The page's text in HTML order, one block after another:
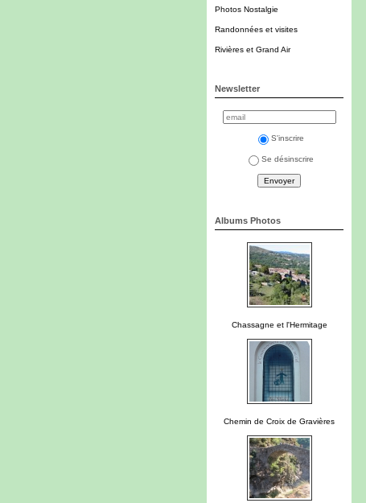
Photos Nostalgie
Randonnées et visites
Rivières et Grand Air
Newsletter
S'inscrire
Se désinscrire
Albums Photos
Chassagne et l'Hermitage
Chemin de Croix de Gravières